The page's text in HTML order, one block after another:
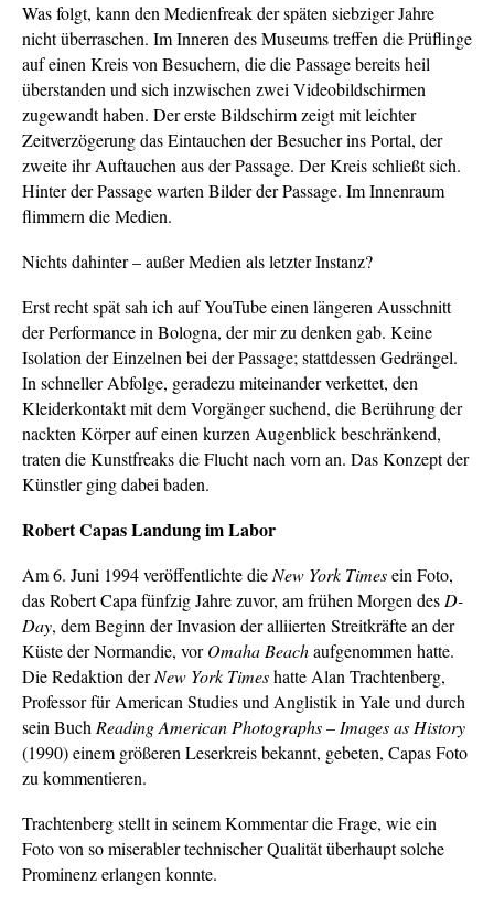
Was folgt, kann den Medienfreak der späten siebziger Jahre
nicht überraschen. Im Inneren des Museums treffen die Prüflinge
auf einen Kreis von Besuchern, die die Passage bereits heil
überstanden und sich inzwischen zwei Videobildschirmen
zugewandt haben. Der erste Bildschirm zeigt mit leichter
Zeitverzögerung das Eintauchen der Besucher ins Portal, der
zweite ihr Auftauchen aus der Passage. Der Kreis schließt sich.
Hinter der Passage warten Bilder der Passage. Im Innenraum
flimmern die Medien.
Nichts dahinter – außer Medien als letzter Instanz?
Erst recht spät sah ich auf YouTube einen längeren Ausschnitt
der Performance in Bologna, der mir zu denken gab. Keine
Isolation der Einzelnen bei der Passage; stattdessen Gedrängel.
In schneller Abfolge, geradezu miteinander verkettet, den
Kleiderkontakt mit dem Vorgänger suchend, die Berührung der
nackten Körper auf einen kurzen Augenblick beschränkend,
traten die Kunstfreaks die Flucht nach vorn an. Das Konzept der
Künstler ging dabei baden.
Robert Capas Landung im Labor
Am 6. Juni 1994 veröffentlichte die New York Timesein Foto,
das Robert Capa fünfzig Jahre zuvor, am frühen Morgen des D-
Day, dem Beginn der Invasion der alliierten Streitkräfte an der
Küste der Normandie, vorOmaha Beachaufgenommen hatte.
Die Redaktion derNew York Timeshatte Alan Trachtenberg,
Professor für American Studies und Anglistik in Yale und durch
sein Buch Reading American Photographs – Images as History
(1990) einem größeren Leserkreis bekannt, gebeten, Capas Foto
zu kommentieren.
Trachtenberg stellt in seinem Kommentar die Frage, wie ein
Foto von so miserabler technischer Qualität überhaupt solche
Prominenz erlangen konnte.